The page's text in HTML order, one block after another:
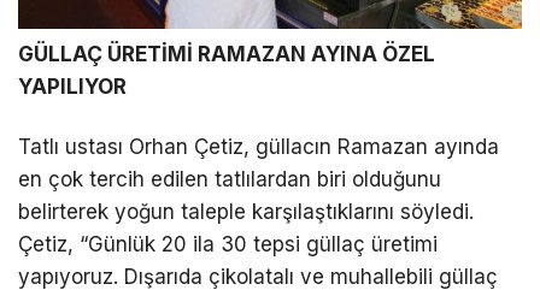
a
l
e
s
c
o
r
GÜLLAÇ ÜRETİMİ RAMAZAN AYINA ÖZEL
YAPILIYOR
Tatlı ustası Orhan Çetiz, güllacın Ramazan ayında
en çok tercih edilen tatlılardan biri olduğunu
belirterek yoğun taleple karşılaştıklarını söyledi.
Çetiz, “Günlük 20 ila 30 tepsi güllaç üretimi
yapıyoruz. Dışarıda çikolatalı ve muhallebili güllaç